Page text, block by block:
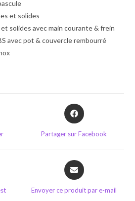
et solides
solides avec main courante & frein
avec pot & couvercle rembourré
Opens
in
Partager sur Facebook
Opens
in
new
Envoyer ce produit par e-mail